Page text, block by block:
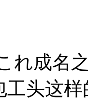
れ成名
工头这